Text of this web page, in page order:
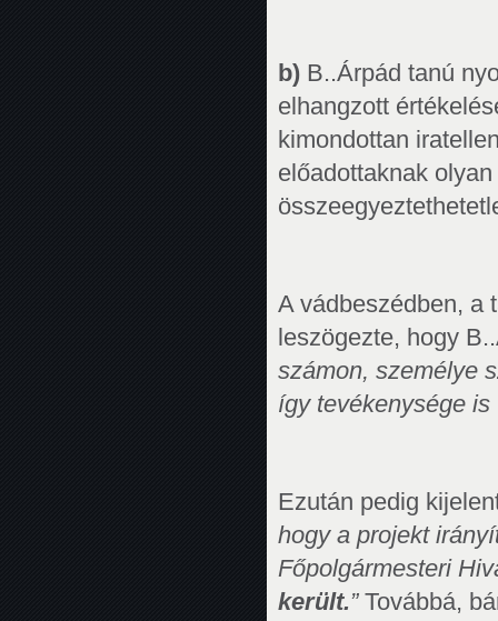
b) B..Árpád tanú
elhangzott
kimondottan
előadottaknak
A vádbeszédben, a
leszögezte, hogy
számon, személye
így tevékenysége is
Ezután pedig
hogy a projekt
Főpolgármesteri
került.”Továbbá,